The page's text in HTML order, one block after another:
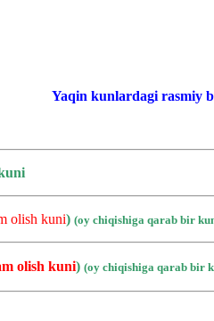
Yaqin kunlardagi rasmiy
olish kuni) (oy chiqishiga qarab bir
olish kuni) (oy chiqishiga qarab bir